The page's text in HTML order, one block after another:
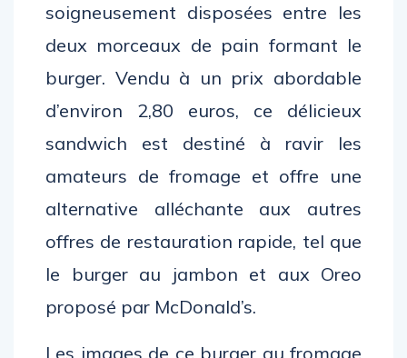
soigneusement disposées entre les
deux morceaux de pain formant le
burger. Vendu à un prix abordable
d’environ 2,80 euros, ce délicieux
sandwich est destiné à ravir les
amateurs de fromage et offre une
alternative alléchante aux autres
offres de restauration rapide, tel que
le burger au jambon et aux Oreo
proposé par McDonald’s.
Les images de ce burger au fromage